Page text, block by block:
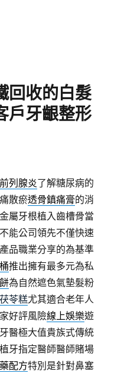
回收的白髮
戶牙齦整形
列腺炎了解糖尿病的
散瘀透骨鎮痛膏的消
屬牙根植入齒槽骨當
能公司領先不僅快速
品職業分享的為基準
推出擁有最多元為私
為自然遮色氣墊髮粉
茯苓糕尤其適合老年人
好評風險線上娛樂遊
醫極大值貴族式傳統
牙指定醫師醫師賭場
配方特別是針對鼻塞